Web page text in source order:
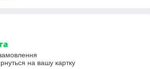
на вашу картку